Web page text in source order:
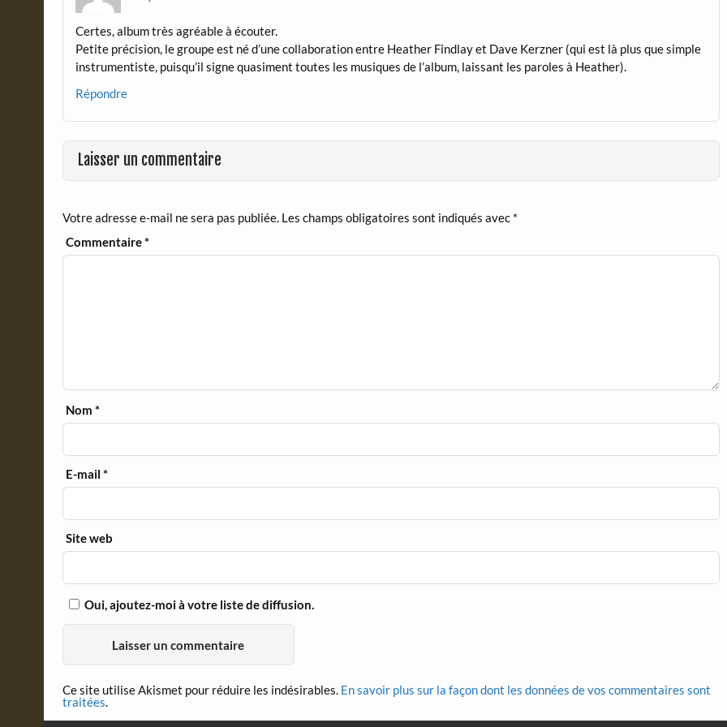
Certes, album très agréable à écouter.
Petite précision, le groupe est né d’une collaboration entre Heather Findlay et Dave Kerzner (qui est là plus que simple
instrumentiste, puisqu’il signe quasiment toutes les musiques de l’album, laissant les paroles à Heather).
Répondre
Laisser un commentaire
Votre adresse e-mail ne sera pas publiée. Les champs obligatoires sont indiqués avec *
Commentaire*
Nom*
E-mail*
Site web
Oui, ajoutez-moi à votre liste de diffusion.
Ce site utilise Akismet pour réduire les indésirables. En savoir plus sur la façon dont les données de vos commentaires sont
traitées